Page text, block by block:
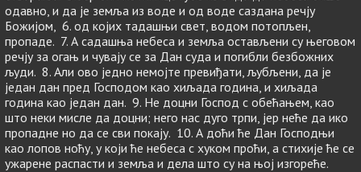
одавно, и да је земља из воде и од воде саздана речју
Божијом, 6. од којих тадашњи свет, водом потопљен,
пропаде. 7. А садашња небеса и земља остављени су његовом
речју за огањ и чувају се за Дан суда и погибли безбожних
људи. 8. Али ово једно немојте превиђати, љубљени, да је
један дан пред Господом као хиљада година, и хиљада
година као један дан. 9. Не доцни Господ с обећањем, као
што неки мисле да доцни; него нас дуго трпи, јер неће да ико
пропадне но да се сви покају. 10. А доћи ће Дан Господњи
као лопов ноћу, у који ће небеса с хуком проћи, а стихије ће се
ужарене распасти и земља и дела што су на њој изгореће.